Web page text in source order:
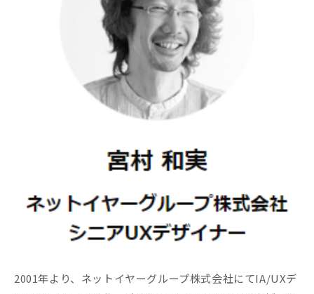
2001年より、ネットイヤーグループ株式会社にてIA/UXデ